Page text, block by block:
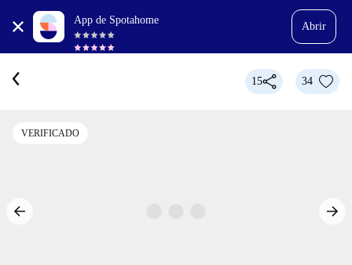
App de Spotahome
Abrir
15 34
VERIFICADO